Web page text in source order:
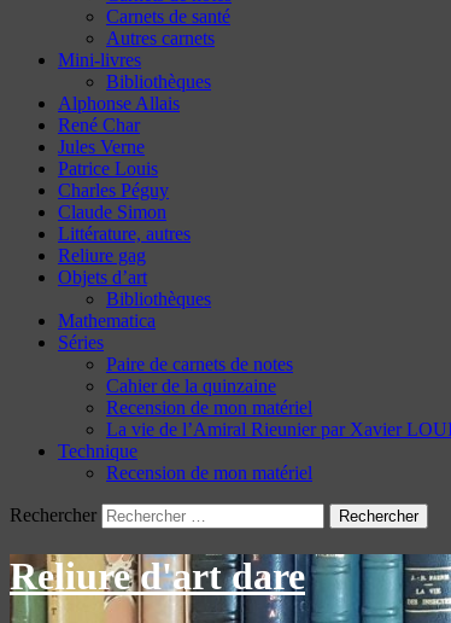
Carnets de santé
Autres carnets
Mini-livres
Bibliothèques
Alphonse Allais
René Char
Jules Verne
Patrice Louis
Charles Péguy
Claude Simon
Littérature, autres
Reliure gag
Objets d’art
Bibliothèques
Mathematica
Séries
Paire de carnets de notes
Cahier de la quinzaine
Recension de mon matériel
La vie de l’Amiral Rieunier par Xavier
Technique
Recension de mon matériel
Rechercher
Reliure d'art dare